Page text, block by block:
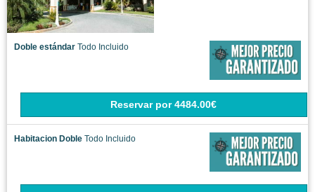
Doble estándar Todo Incluido
Reservar por 4484.00€
Habitacion Doble Todo Incluido